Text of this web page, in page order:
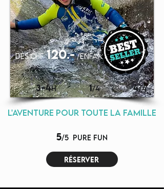
dès chf120.- /enfant
3-4H1/44/4
l'aventure pour toute la famille
5/5 pure fun
réserver